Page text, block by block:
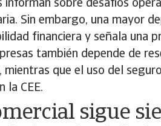
informan sobre desafíos
Sin embargo, una mayor
financiera y señala una
también depende de
que el uso del
la CEE.
sigue